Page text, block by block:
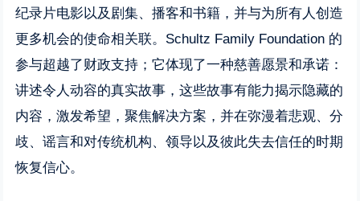
纪录片电影以及剧集、播客和书籍，并与为所有人创造
更多机会的使命相关联。Schultz Family Foundation 的
参与超越了财政支持；它体现了一种慈善愿景和承诺：
讲述令人动容的真实故事，这些故事有能力揭示隐藏的
内容，激发希望，聚焦解决方案，并在弥漫着悲观、分
歧、谣言和对传统机构、领导以及彼此失去信任的时期
恢复信心。